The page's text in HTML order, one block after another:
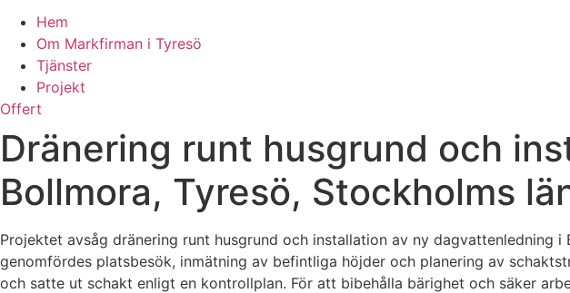
Hem
Om Markfirman i Tyresö
Tjänster
Projekt
Offert
Dränering runt husgrund och
Bollmora, Tyresö, Stockholms
Projektet avsåg dränering runt husgrund och installation av ny dagvattenledning i
genomfördes platsbesök, inmätning av befintliga höjder och planering av
och satte ut schakt enligt en kontrollplan. För att bibehålla bärighet och säker